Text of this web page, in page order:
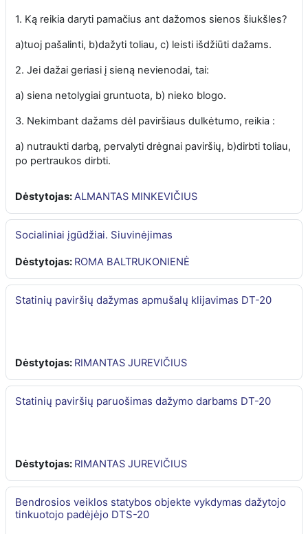
1. Ką reikia daryti pamačius ant dažomos sienos šiukšles?
a)tuoj pašalinti, b)dažyti toliau, c) leisti išdžiūti dažams.
2. Jei dažai geriasi į sieną nevienodai, tai:
a) siena netolygiai gruntuota, b) nieko blogo.
3. Nekimbant dažams dėl paviršiaus dulkėtumo, reikia :
a) nutraukti darbą, pervalyti drėgnai paviršių, b)dirbti toliau,
po pertraukos dirbti.
Dėstytojas:ALMANTAS MINKEVIČIUS
Socialiniai įgūdžiai. Siuvinėjimas
Dėstytojas: ROMA BALTRUKONIENĖ
Statinių paviršių dažymas apmušalų klijavimas DT-20
Dėstytojas: RIMANTAS JUREVIČIUS
Statinių paviršių paruošimas dažymo darbams DT-20
Dėstytojas: RIMANTAS JUREVIČIUS
Bendrosios veiklos statybos objekte vykdymas dažytojo
tinkuotojo padėjėjo DTS-20